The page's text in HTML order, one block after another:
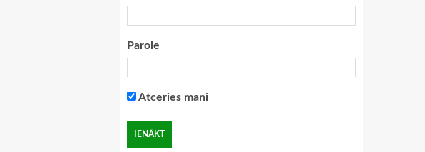
Parole
Atceries mani